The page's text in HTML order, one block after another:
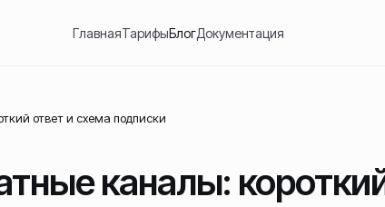
ГлавнаяТарифыБлогДокументация
ответ и схема подписки
каналы: